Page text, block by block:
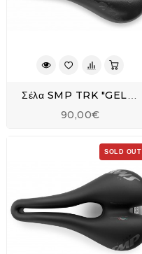
90,00€
SOLD OUT